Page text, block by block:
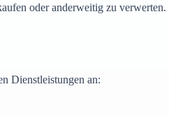
oder anderweitig zu verwerten.
Dienstleistungen an: